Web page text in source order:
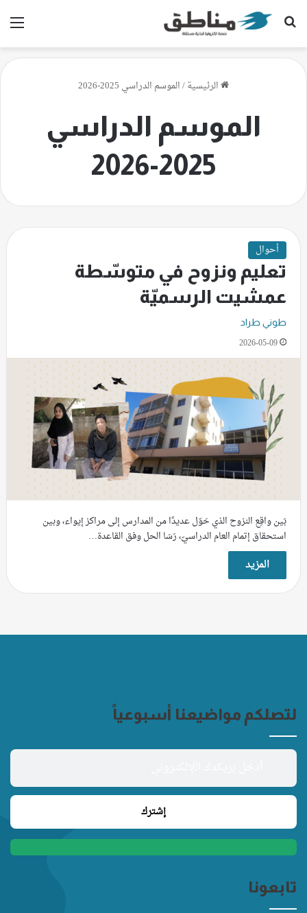
بحث عن
الرئيسية/الموسم الدراسي 2025-2026
الموسم الدراسي
2025-2026
أحوال
تعليم ونزوح في متوسّطة
عمشيت الرسميّة
طوني طراد
2026-05-09
بَين واقِع النزوح الذي حَوّل عديدًا من المدارس إلى مراكز إيواء، وبين
استحقاق إتمام العام الدراسيّ، رَسَا الحل وفق القاعدة…
المزيد
لتصلكم مواضيعنا أسبوعياً
تابعونا